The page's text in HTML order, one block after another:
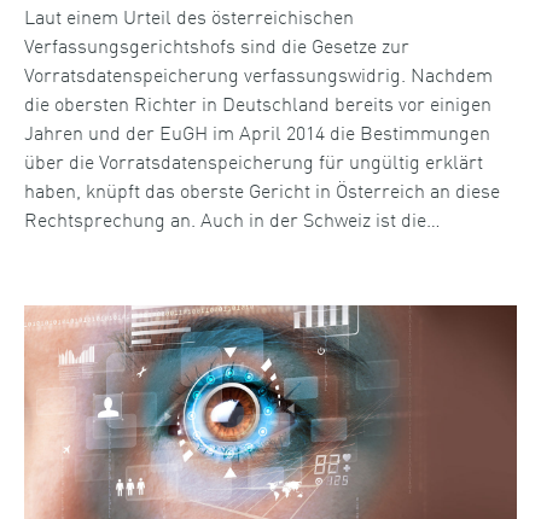
Laut einem Urteil des österreichischen
Verfassungsgerichtshofs sind die Gesetze zur
Vorratsdatenspeicherung verfassungswidrig. Nachdem
die obersten Richter in Deutschland bereits vor einigen
Jahren und der EuGH im April 2014 die Bestimmungen
über die Vorratsdatenspeicherung für ungültig erklärt
haben, knüpft das oberste Gericht in Österreich an diese
Rechtsprechung an. Auch in der Schweiz ist die…